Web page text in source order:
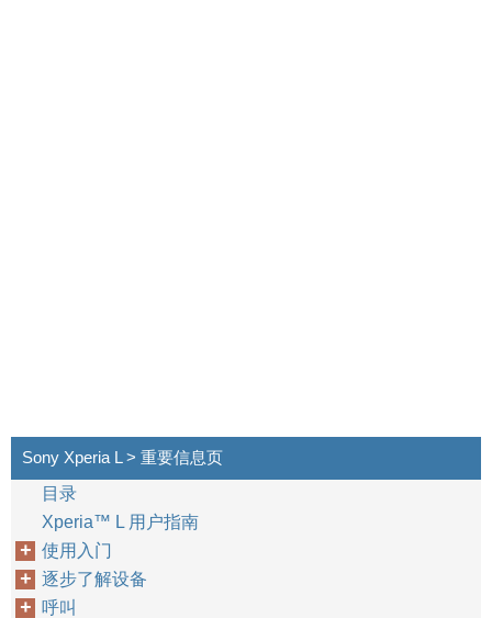
Sony Xperia L > 重要信息页
目录
Xperia™‎ L 用户指南
使用入门
逐步了解设备
呼叫